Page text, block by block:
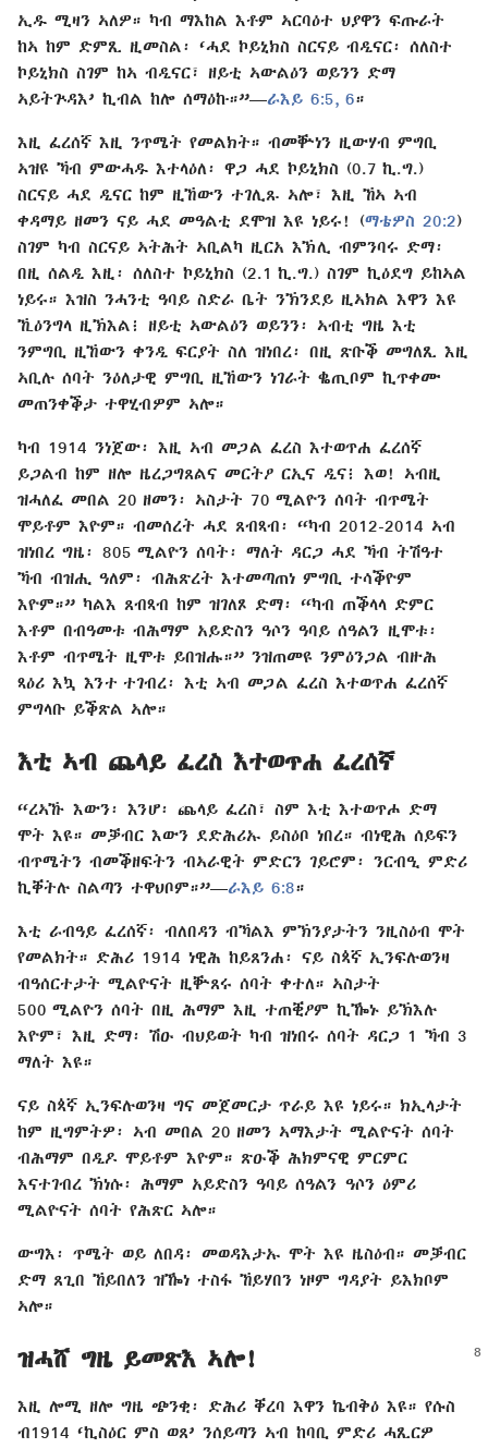
ኢዱ ሚዛን ኣለዎ። ካብ ማእከል እቶም ኣርባዕተ ህያዋን ፍጡራት
ከኣ ከም ድምጺ ዚመስል፡ ‘ሓደ ኮይኒክስ ስርናይ ብዲናር፡ ሰለስተ
ኮይኒክስ ስገም ከኣ ብዲናር፣ ዘይቲ ኣውልዕን ወይንን ድማ
ኣይትጕዳእ’ ኪብል ከሎ ሰማዕኩ።”—ራእይ 6:5, 6።
እዚ ፈረሰኛ እዚ ንጥሜት የመልክት። ብመቝነን ዚውሃብ ምግቢ
ኣዝዩ ኻብ ምውሓዱ እተላዕለ፡ ዋጋ ሓደ ኮይኒክስ (0.7 ኪ.ግ.)
ስርናይ ሓደ ዲናር ከም ዚኸውን ተገሊጹ ኣሎ፣ እዚ ኸኣ ኣብ
ቀዳማይ ዘመን ናይ ሓደ መዓልቲ ደሞዝ እዩ ነይሩ! (ማቴዎስ 20:2)
ስገም ካብ ስርናይ ኣትሕት ኣቢልካ ዚርአ እኽሊ ብምንባሩ ድማ፡
በዚ ሰልዲ እዚ፡ ሰለስተ ኮይኒክስ (2.1 ኪ.ግ.) ስገም ኪዕደግ ይከኣል
ነይሩ። እዝስ ንሓንቲ ዓባይ ስድራ ቤት ንኽንደይ ዚኣክል እዋን እዩ
ኺዕንግላ ዚኽእል፧ ዘይቲ ኣውልዕን ወይንን፡ ኣብቲ ግዜ እቲ
ንምግቢ ዚኸውን ቀንዲ ፍርያት ስለ ዝነበረ፡ በዚ ጽቡቕ መግለጺ እዚ
ኣቢሉ ሰባት ንዕለታዊ ምግቢ ዚኸውን ነገራት ቈጢቦም ኪጥቀሙ
መጠንቀቕታ ተዋሂብዎም ኣሎ።
ካብ 1914 ንነጀው፡ እዚ ኣብ መጋል ፈረስ እተወጥሐ ፈረሰኛ
ይጋልብ ከም ዘሎ ዜረጋግጸልና መርትዖ ርኢና ዲና፧ እወ! ኣብዚ
ዝሓለፈ መበል 20 ዘመን፡ ኣስታት 70 ሚልዮን ሰባት ብጥሜት
ሞይቶም እዮም። ብመሰረት ሓደ ጸብጻብ፡ “ካብ 2012-2014 ኣብ
ዝነበረ ግዜ፡ 805 ሚልዮን ሰባት፡ ማለት ዳርጋ ሓደ ኻብ ትሽዓተ
ኻብ ብዝሒ ዓለም፡ ብሕጽረት እተመጣጠነ ምግቢ ተሳቕዮም
እዮም።” ካልእ ጸብጻብ ከም ዝገለጾ ድማ፡ “ካብ ጠቕላላ ድምር
እቶም በብዓመቱ ብሕማም አይድስን ዓሶን ዓባይ ሰዓልን ዚሞቱ፡
እቶም ብጥሜት ዚሞቱ ይበዝሑ።” ንዝጠመዩ ንምዕንጋል ብዙሕ
ጻዕሪ እኳ እንተ ተገብረ፡ እቲ ኣብ መጋል ፈረስ እተወጥሐ ፈረሰኛ
ምግላቡ ይቕጽል ኣሎ።
እቲ ኣብ ጨላይ ፈረስ እተወጥሐ ፈረሰኛ
“ረኣኹ እውን፡ እንሆ፡ ጨላይ ፈረስ፣ ስም እቲ እተወጥሖ ድማ
ሞት እዩ። መቓብር እውን ደድሕሪኡ ይስዕቦ ነበረ። ብነዊሕ ሰይፍን
ብጥሜትን ብመቕዘፍትን ብኣራዊት ምድርን ገይሮም፡ ንርብዒ ምድሪ
ኪቐትሉ ስልጣን ተዋህቦም።”—ራእይ 6:8።
እቲ ራብዓይ ፈረሰኛ፡ ብለበዳን ብኻልእ ምኽንያታትን ንዚስዕብ ሞት
የመልክት። ድሕሪ 1914 ነዊሕ ከይጸንሐ፡ ናይ ስጳኛ ኢንፍሉወንዛ
ብዓሰርተታት ሚልዮናት ዚቝጸሩ ሰባት ቀተለ። ኣስታት
500 ሚልዮን ሰባት በዚ ሕማም እዚ ተጠቒዖም ኪዀኑ ይኽእሉ
እዮም፣ እዚ ድማ፡ ሽዑ ብህይወት ካብ ዝነበሩ ሰባት ዳርጋ 1 ኻብ 3
ማለት እዩ።
ናይ ስጳኛ ኢንፍሉወንዛ ግና መጀመርታ ጥራይ እዩ ነይሩ። ክኢላታት
ከም ዚግምትዎ፡ ኣብ መበል 20 ዘመን ኣማእታት ሚልዮናት ሰባት
ብሕማም በዲዶ ሞይቶም እዮም። ጽዑቕ ሕክምናዊ ምርምር
እናተገብረ ኽነሱ፡ ሕማም አይድስን ዓባይ ሰዓልን ዓሶን ዕምሪ
ሚልዮናት ሰባት የሕጽር ኣሎ።
ውግእ፡ ጥሜት ወይ ለበዳ፡ መወዳእታኡ ሞት እዩ ዜስዕብ። መቓብር
ድማ ጸጊበ ኸይበለን ዝዀነ ተስፋ ኸይሃበን ነዞም ግዳያት ይእክቦም
ኣሎ።
ዝሓሸ ግዜ ይመጽእ ኣሎ!
እዚ ሎሚ ዘሎ ግዜ ጭንቂ፡ ድሕሪ ቐረባ እዋን ኬብቅዕ እዩ። የሱስ
ብ1914 ‘ኪስዕር ምስ ወጸ’ ንሰይጣን ኣብ ከባቢ ምድሪ ሓጺርዎ